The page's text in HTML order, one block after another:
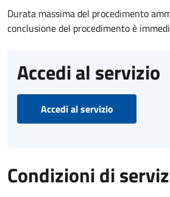
Durata massima del procedimento
conclusione del procedimento è
Accedi al servizio
Accedi al servizio
Condizioni di